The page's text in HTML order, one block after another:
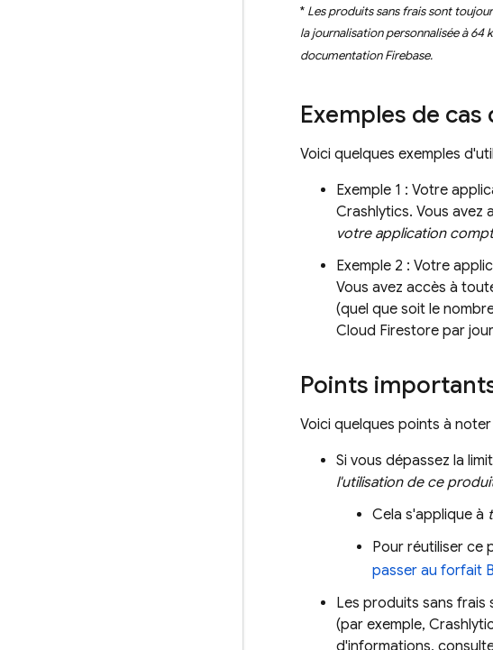
* Les produits sans frais sont
la journalisation personnalisée à
documentation Firebase.
Exemples de cas
Voici quelques exemples
Exemple 1 : Votre
Crashlytics. Vous avez
votre application
Exemple 2 : Votre
Vous avez accès à
(quel que soit le
Cloud Firestore par
Points
Voici quelques points à
Si vous dépassez la
l'utilisation de ce
Cela s'applique à
Pour réutiliser ce
passer au forfait
Les produits sans frais
(par exemple,
d'informations,